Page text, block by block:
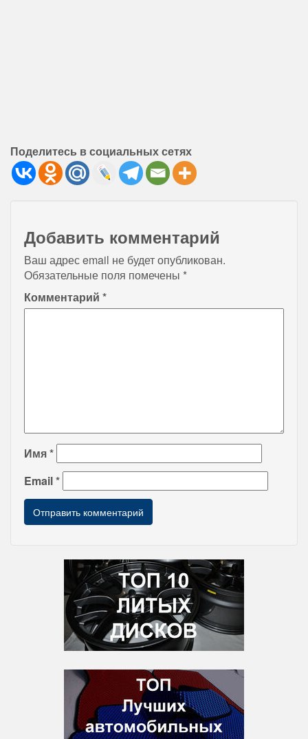
Поделитесь в социальных сетях
Добавить комментарий
Ваш адрес email не будет опубликован.
Обязательные поля помечены *
Комментарий *
Имя*
Email*